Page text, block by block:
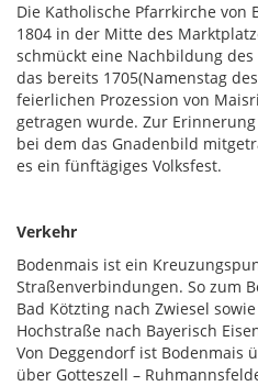
Die Katholische Pfarrkirche von
1804 in der Mitte des
schmückt eine Nachbildung
das bereits 1705(Namenstag
feierlichen Prozession von
getragen wurde. Zur
bei dem das Gnadenbild
es ein fünftägiges Volksfest.
Verkehr
Bodenmais ist ein
Straßenverbindungen. So zum
Bad Kötzting nach Zwiesel
Hochstraße nach Bayerisch
Von Deggendorf ist Bodenmais
über Gotteszell –